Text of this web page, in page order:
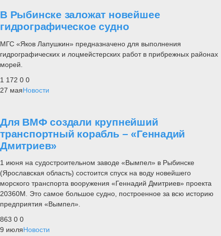
В Рыбинске заложат новейшее
гидрографическое судно
МГС «Яков Лапушкин» предназначено для выполнения
гидрографических и лоцмейстерских работ в прибрежных районах
морей.
1 172 0 0
27 маяНовости
Для ВМФ создали крупнейший
транспортный корабль – «Геннадий
Дмитриев»
1 июня на судостроительном заводе «Вымпел» в Рыбинске
(Ярославская область) состоится спуск на воду новейшего
морского транспорта вооружения «Геннадий Дмитриев» проекта
20360М. Это самое большое судно, построенное за всю историю
предприятия «Вымпел».
863 0 0
9 июляНовости